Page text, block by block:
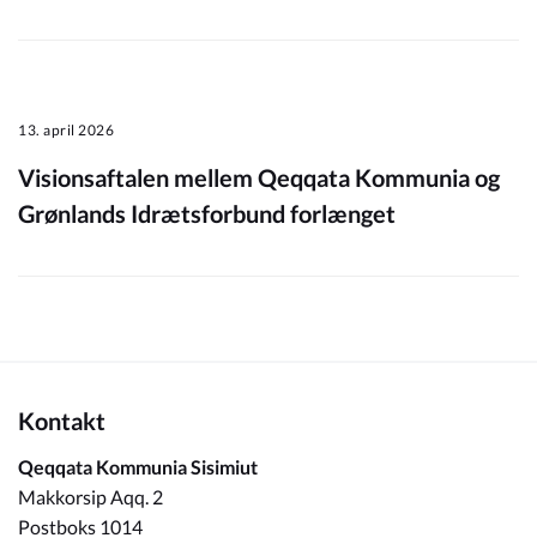
13. april 2026
Visionsaftalen mellem Qeqqata Kommunia og
Grønlands Idrætsforbund forlænget
Kontakt
Qeqqata Kommunia Sisimiut
Makkorsip Aqq. 2
Postboks 1014